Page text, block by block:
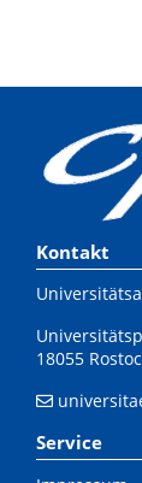
Kontakt
18055
Service